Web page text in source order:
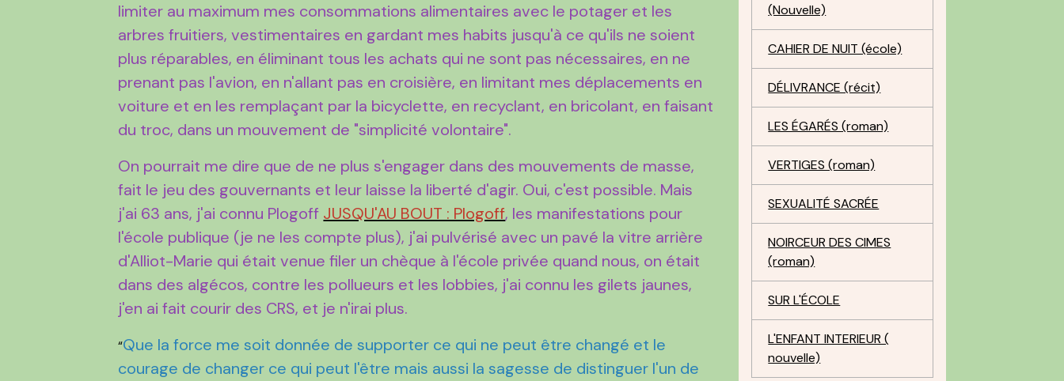
limiter au maximum mes consommations alimentaires avec le potager et les
arbres fruitiers, vestimentaires en gardant mes habits jusqu'à ce qu'ils ne soient
plus réparables, en éliminant tous les achats qui ne sont pas nécessaires, en ne
prenant pas l'avion, en n'allant pas en croisière, en limitant mes déplacements en
voiture et en les remplaçant par la bicyclette, en recyclant, en bricolant, en faisant
du troc, dans un mouvement de "simplicité volontaire".
On pourrait me dire que de ne plus s'engager dans des mouvements de masse,
fait le jeu des gouvernants et leur laisse la liberté d'agir. Oui, c'est possible. Mais
j'ai 63 ans, j'ai connu Plogoff JUSQU'AU BOUT : Plogoff, les manifestations pour
l'école publique (je ne les compte plus), j'ai pulvérisé avec un pavé la vitre arrière
d'Alliot-Marie qui était venue filer un chèque à l'école privée quand nous, on était
dans des algécos, contre les pollueurs et les lobbies, j'ai connu les gilets jaunes,
j'en ai fait courir des CRS, et je n'irai plus.
“Que la force me soit donnée de supporter ce qui ne peut être changé et le
courage de changer ce qui peut l'être mais aussi la sagesse de distinguer l'un de
(Nouvelle)
CAHIER DE NUIT (école)
DÉLIVRANCE (récit)
LES ÉGARÉS (roman)
VERTIGES (roman)
SEXUALITÉ SACRÉE
NOIRCEUR DES CIMES
(roman)
SUR L'ÉCOLE
L'ENFANT INTERIEUR (
nouvelle)